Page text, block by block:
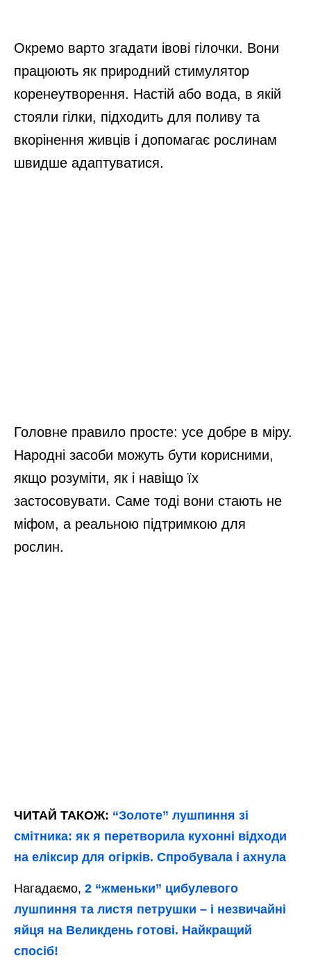
Окремо варто згадати івові гілочки. Вони
працюють як природний стимулятор
коренеутворення. Настій або вода, в якій
стояли гілки, підходить для поливу та
вкорінення живців і допомагає рослинам
швидше адаптуватися.
Головне правило просте: усе добре в міру.
Народні засоби можуть бути корисними,
якщо розуміти, як і навіщо їх
застосовувати. Саме тоді вони стають не
міфом, а реальною підтримкою для
рослин.
ЧИТАЙ ТАКОЖ: “Золоте” лушпиння зі
смітника: як я перетворила кухонні відходи
на еліксир для огірків. Спробувала і ахнула
Нагадаємо, 2 “жменьки” цибулевого
лушпиння та листя петрушки – і незвичайні
яйця на Великдень готові. Найкращий
спосіб!